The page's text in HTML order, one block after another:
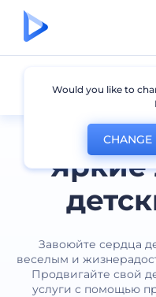
Яркие
Завоюйте сердца
веселым и
Продвигайте свой
услуги с помощью
Детский сад
Would you like to
CHANGE